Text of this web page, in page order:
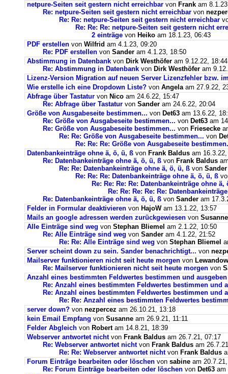
netpure-Seiten seit gestern nicht erreichbar von Frank am
Re: netpure-Seiten seit gestern nicht erreichbar von
Re: Re: netpure-Seiten seit gestern nicht erreichbar
Re: Re: Re: netpure-Seiten seit gestern nicht
2 einträge von Heiko am 18.1.23, 06:43
PDF erstellen von Wilfrid am 4.1.23, 09:20
Re: PDF erstellen von Sander am 4.1.23, 18:50
Abstimmung in Datenbank von Dirk Westhöfer am 9.12.22, 18:44
Re: Abstimmung in Datenbank von Dirk Westhöfer am
Lizenz-Version Migration auf neuen Server Lizenzfehler bzw.
Wie erstelle ich eine Dropdown Liste? von Angela am 27.9.22,
Abfrage über Tastatur von Nico am 24.6.22, 15:47
Re: Abfrage über Tastatur von Sander am 24.6.22, 20:04
Größe von Ausgabeseite bestimmen... von Det63 am 13.6.22,
Re: Größe von Ausgabeseite bestimmen... von Det63 am
Re: Größe von Ausgabeseite bestimmen... von Friesecke
Re: Re: Größe von Ausgabeseite bestimmen... von
Re: Re: Re: Größe von Ausgabeseite
Datenbankeinträge ohne ä, ö, ü, ß von Frank Baldus am
Re: Datenbankeinträge ohne ä, ö, ü, ß von Frank Baldus
Re: Re: Datenbankeinträge ohne ä, ö, ü, ß von Sander
Re: Re: Re: Datenbankeinträge ohne ä, ö, ü, ß
Re: Re: Re: Re: Datenbankeinträge ohne ä,
Re: Re: Re: Re: Re:
Re: Datenbankeinträge ohne ä, ö, ü, ß von Sander am
Felder in Formular deaktivieren von HajoWam 13.1.22, 13:57
Mails an google adressen werden zurückgewiesen von Susanne
Alle Einträge sind weg von Stephan Bliemel am 2.1.22, 10:50
Re: Alle Einträge sind weg von Sander am 4.1.22, 21:52
Re: Re: Alle Einträge sind weg von Stephan Bliemel
Server scheint down zu sein. Sander benachrichtigt... von
Mailserver funktionieren nicht seit heute morgen von
Re: Mailserver funktionieren nicht seit heute morgen von
Anzahl eines bestimmten Feldwertes bestimmen und ausgeben
Re: Anzahl eines bestimmten Feldwertes bestimmen und
Re: Anzahl eines bestimmten Feldwertes bestimmen und
Re: Re: Anzahl eines bestimmten Feldwertes
server down? von nezpercez am 26.10.21, 13:18
kein Email Empfang von Susanne am 26.9.21, 11:11
Felder Abgleich von Robertam 14.8.21, 18:39
Webserver antwortet nichtvon Frank Baldus am 26.7.21, 07:17
Re: Webserver antwortet nichtvon Frank Baldus am
Re: Re: Webserver antwortet nichtvon Frank Baldus
Forum Einträge bearbeiten oder löschen von sabine am
Re: Forum Einträge bearbeiten oder löschen von Det63 am